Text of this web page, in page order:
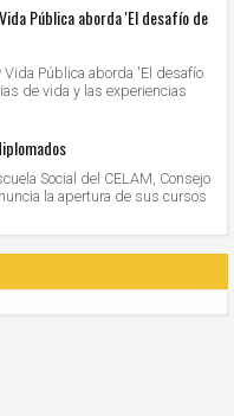
Pública aborda 'El desafío de
Vida Pública aborda 'El desafío
de vida y las experiencias
Social del CELAM, Consejo
la apertura de sus cursos